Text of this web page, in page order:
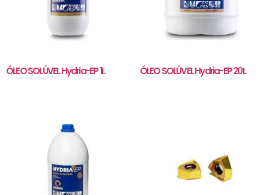
ÓLEO SOLÚVEL Hydria-EP 1L ÓLEO SOLÚVEL Hydria-EP 20L